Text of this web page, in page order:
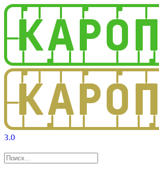
3.0